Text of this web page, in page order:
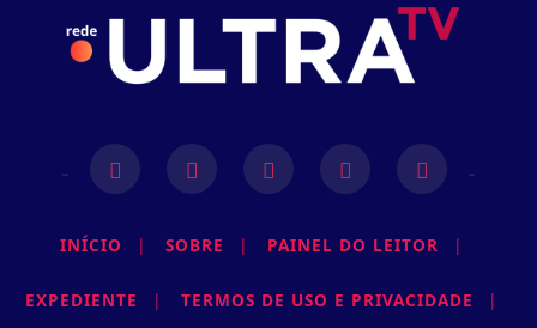
INÍCIO | SOBRE | PAINEL DO LEITOR |
EXPEDIENTE | TERMOS DE USO E PRIVACIDADE |